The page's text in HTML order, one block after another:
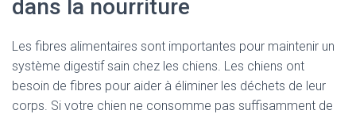
dans la nourriture
Les fibres alimentaires sont importantes pour maintenir un
système digestif sain chez les chiens. Les chiens ont
besoin de fibres pour aider à éliminer les déchets de leur
corps. Si votre chien ne consomme pas suffisamment de